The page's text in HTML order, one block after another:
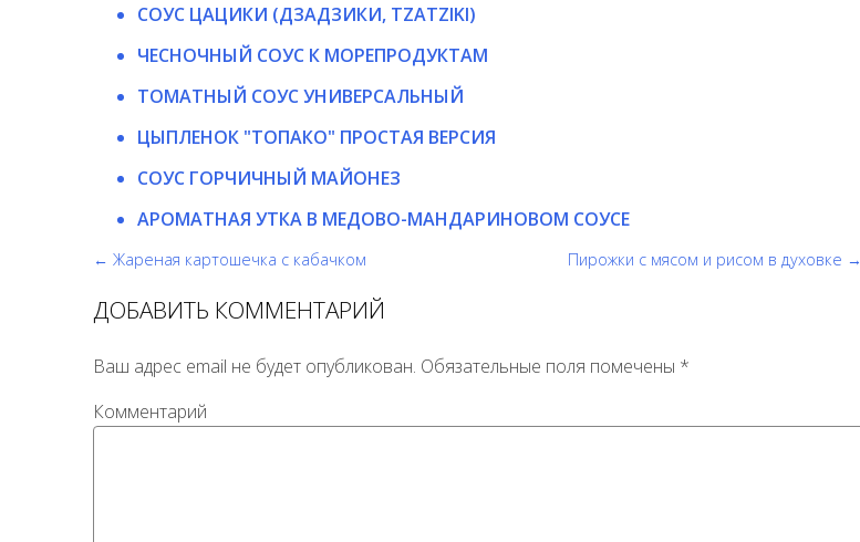
СОУС ЦАЦИКИ (ДЗАДЗИКИ, TZATZIKI)
ЧЕСНОЧНЫЙ СОУС К МОРЕПРОДУКТАМ
ТОМАТНЫЙ СОУС УНИВЕРСАЛЬНЫЙ
ЦЫПЛЕНОК "ТОПАКО" ПРОСТАЯ ВЕРСИЯ
СОУС ГОРЧИЧНЫЙ МАЙОНЕЗ
АРОМАТНАЯ УТКА В МЕДОВО-МАНДАРИНОВОМ СОУСЕ
← Жареная картошечка с кабачком Пирожки с мясом и рисом в духовке →
ДОБАВИТЬ КОММЕНТАРИЙ
Ваш адрес email не будет опубликован. Обязательные поля помечены *
Комментарий